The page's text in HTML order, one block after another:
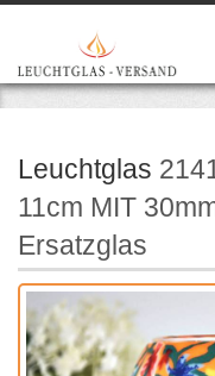
Leuchtglas
11cm MIT
Ersatzglas